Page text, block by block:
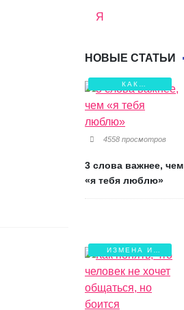
Я
НОВЫЕ СТАТЬИ
КАК
СОХРАНИТЬ
ЛЮБОВЬ?
4558 просмотров
3 слова важнее, чем
«я тебя люблю»
ИЗМЕНА И
БОЛЬ